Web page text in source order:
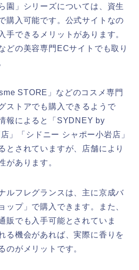
園」シリーズについては、資生
購入可能です。公式サイトなの
手できるメリットがあります。
どの美容専門ECサイトでも取り
STORE」などのコスメ専門
ストアでも購入できるようで
報によると「SYDNEY by
」「シドニー シャポー小岩店」
とされていますが、店舗により
があります。
ルフレグランスは、主に京成バ
ップ」で購入できます。また、
販でも入手可能とされていま
る機会があれば、実際に香りを
のがメリットです。